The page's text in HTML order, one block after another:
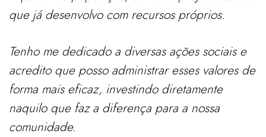
que já desenvolvo com recursos próprios.
Tenho me dedicado a diversas ações sociais e
acredito que posso administrar esses valores de
forma mais eficaz, investindo diretamente
naquilo que faz a diferença para a nossa
comunidade.